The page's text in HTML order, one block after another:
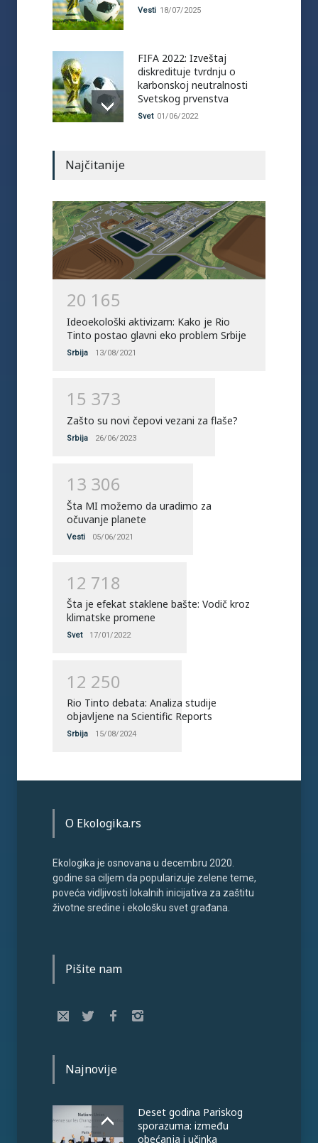
Vesti 18/07/2025
FIFA 2022: Izveštaj
diskredituje tvrdnju o
karbonskoj neutralnosti
Svetskog prvenstva
Svet 01/06/2022
Najčitanije
20 1 65
Ideoekološki aktivizam: Kako je Rio
Tinto postao glavni eko problem Srbije
Srbija 13/08/2021
1 5 373
Zašto su novi čepovi vezani za flaše?
Srbija 26/06/2023
1 3 306
Šta MI možemo da uradimo za
očuvanje planete
Vesti 05/06/2021
1 2 71 8
Šta je efekat staklene bašte: Vodič kroz
klimatske promene
Svet 17/01/2022
1 2 250
Rio Tinto debata: Analiza studije
objavljene na Scientific Reports
Srbija 15/08/2024
O Ekologika.rs
Ekologika je osnovana u decembru 2020.
godine sa ciljem da popularizuje zelene teme,
poveća vidljivosti lokalnih inicijativa za zaštitu
životne sredine i ekološku svet građana.
Pišite nam
Najnovije
Deset godina Pariskog
sporazuma: između
obećanja i učinka